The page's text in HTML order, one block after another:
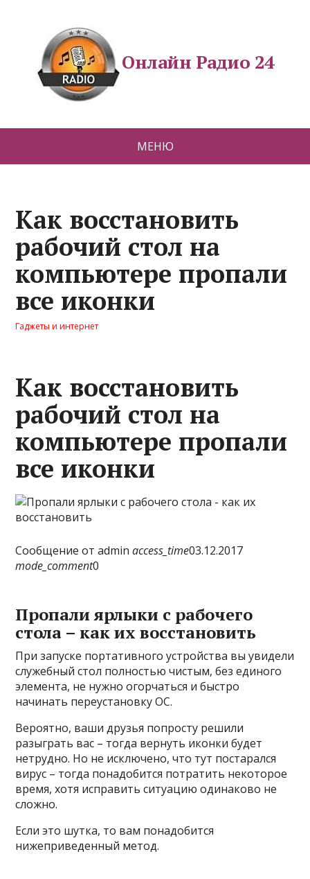
Онлайн Радио 24
МЕНЮ
Как восстановить
рабочий стол на
компьютере пропали
все иконки
Гаджеты и интернет
Как восстановить
рабочий стол на
компьютере пропали
все иконки
Сообщение от adminaccess_time03.12.2017
mode_comment0
Пропали ярлыки с рабочего
стола – как их восстановить
При запуске портативного устройства вы увидели
служебный стол полностью чистым, без единого
элемента, не нужно огорчаться и быстро
начинать переустановку ОС.
Вероятно, ваши друзья попросту решили
разыграть вас – тогда вернуть иконки будет
нетрудно. Но не исключено, что тут постарался
вирус – тогда понадобится потратить некоторое
время, хотя исправить ситуацию одинаково не
сложно.
Если это шутка, то вам понадобится
нижеприведенный метод.